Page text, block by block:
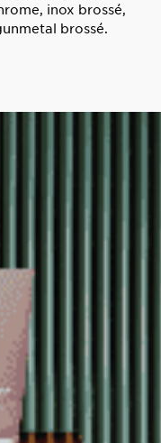
inox brossé,
brossé.